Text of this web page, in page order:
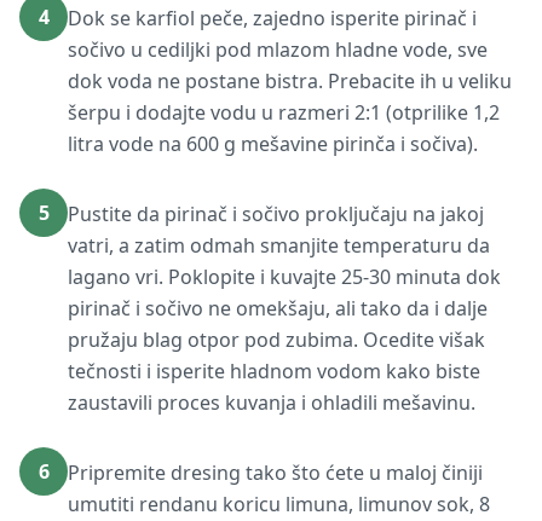
4
Dok se karfiol peče, zajedno isperite pirinač i
sočivo u cediljki pod mlazom hladne vode, sve
dok voda ne postane bistra. Prebacite ih u veliku
šerpu i dodajte vodu u razmeri 2:1 (otprilike 1,2
litra vode na 600 g mešavine pirinča i sočiva).
5
Pustite da pirinač i sočivo proključaju na jakoj
vatri, a zatim odmah smanjite temperaturu da
lagano vri. Poklopite i kuvajte 25-30 minuta dok
pirinač i sočivo ne omekšaju, ali tako da i dalje
pružaju blag otpor pod zubima. Ocedite višak
tečnosti i isperite hladnom vodom kako biste
zaustavili proces kuvanja i ohladili mešavinu.
6
Pripremite dresing tako što ćete u maloj činiji
umutiti rendanu koricu limuna, limunov sok, 8